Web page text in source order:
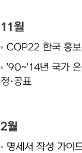
11월
COP22 한국 홍보
'90~'14년 국가
정·공표
2월
명세서 작성 가이